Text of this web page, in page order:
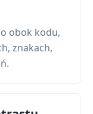
obok kodu,
znakach,